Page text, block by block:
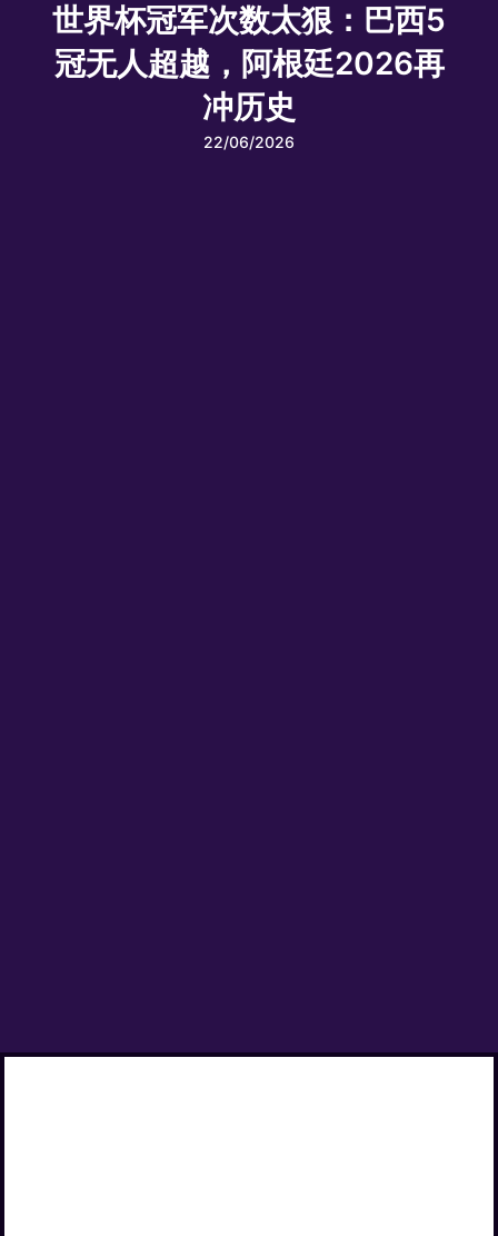
世界杯冠军次数太狠：巴西5
冠无人超越，阿根廷2026再
冲历史
22/06/2026